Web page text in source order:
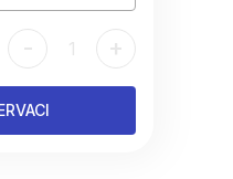
- 1 +